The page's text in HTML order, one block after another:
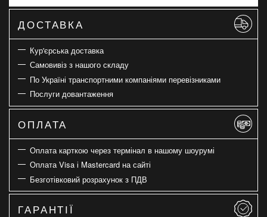
ДОСТАВКА
Кур'єрська доставка
Самовивіз з нашого складу
По Україні транспортними компаніями перевізниками
Послуги довантаження
ОПЛАТА
Оплата карткою через термінал в нашому шоурумі
Оплата Visa і Mastercard на сайті
Безготівковий розрахунок з ПДВ
ГАРАНТІЇ